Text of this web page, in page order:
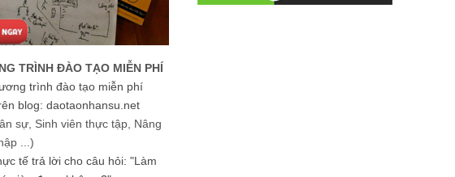
TRÌNH ĐÀO TẠO MIỄN PHÍ
trình đào tạo miễn phí
blog: daotaonhansu.net
sự, Sinh viên thực tập, Nâng
...)
tế trả lời cho câu hỏi: "Làm